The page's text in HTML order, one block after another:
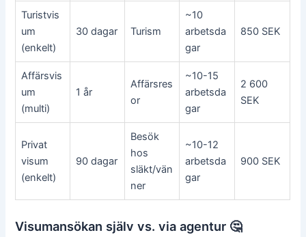
Turistvis
um
(enkelt)
30 dagar Turism
~10
arbetsda
gar
850 SEK
Affärsvis
um
(multi)
1 år
Affärsres
or
~10-15
arbetsda
gar
2 600
SEK
Privat
visum
(enkelt)
90 dagar
Besök
hos
släkt/vän
ner
~10-12
arbetsda
gar
900 SEK
Visumansökan själv vs. via agentur 🤔